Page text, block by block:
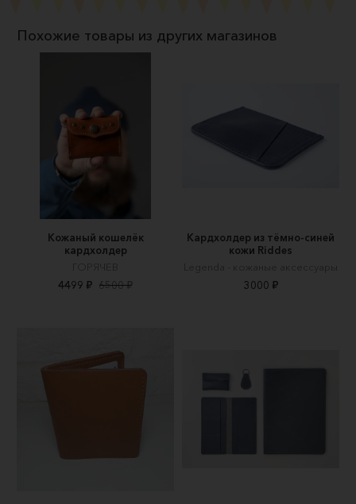
Похожие товары из других магазинов
Кожаный кошелёк
кардхолдер
ГОРЯЧЕВ
4499 ₽ 6500 ₽
Кардхолдер из тёмно-синей
кожи Riddes
Legenda - кожаные аксессуары
3000 ₽